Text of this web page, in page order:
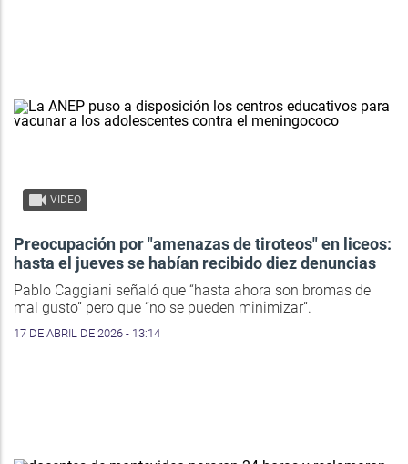
VIDEO
Preocupación por "amenazas de tiroteos" en liceos:
hasta el jueves se habían recibido diez denuncias
Pablo Caggiani señaló que “hasta ahora son bromas de
mal gusto” pero que “no se pueden minimizar”.
17 DE ABRIL DE 2026 - 13:14